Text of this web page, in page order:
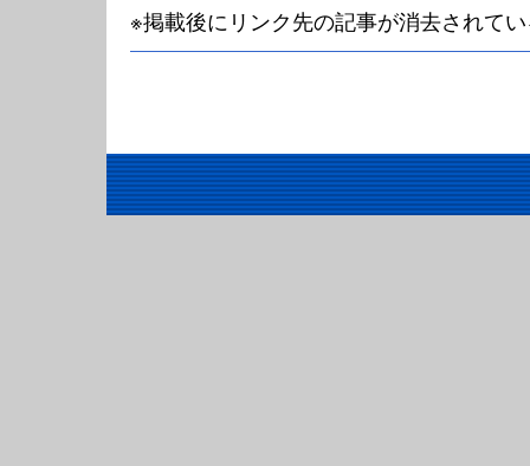
※掲載後にリンク先の記事が消去されて